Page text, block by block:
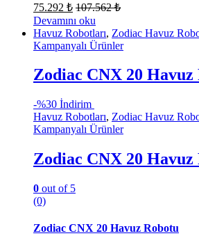
75.292 ₺ 107.562₺
Devamını oku
Havuz Robotları, Zodiac Havuz
Kampanyalı Ürünler
Zodiac CNX 20 Havuz
-%30 İndirim
Havuz Robotları, Zodiac Havuz
Kampanyalı Ürünler
Zodiac CNX 20 Havuz
0 out of 5
(0)
Zodiac CNX 20 Havuz Robotu